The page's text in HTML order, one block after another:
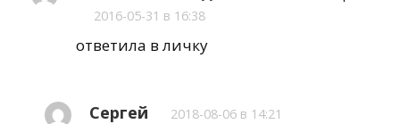
2016-05-31 в 16:38
ответила в личку
Сергей 2018-08-06 в 14:21